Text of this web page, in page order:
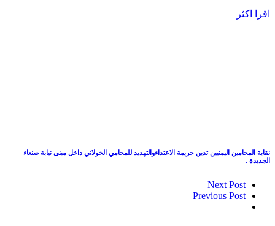
اقرا اكثر
نقابة المحامين اليمنيين تدين جريمة الاعتداءوالتهديد للمحامي الخولاني داخل مبنى نيابة صنعاء
الجديدة .
Next Post
Previous Post